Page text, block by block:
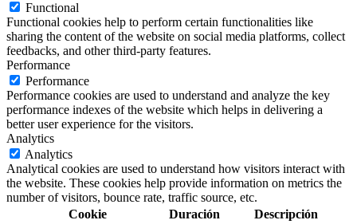
Functional
Functional cookies help to perform certain functionalities like
sharing the content of the website on social media platforms, collect
feedbacks, and other third-party features.
Performance
Performance
Performance cookies are used to understand and analyze the key
performance indexes of the website which helps in delivering a
better user experience for the visitors.
Analytics
Analytics
Analytical cookies are used to understand how visitors interact with
the website. These cookies help provide information on metrics the
number of visitors, bounce rate, traffic source, etc.
Cookie
Duración Descripción